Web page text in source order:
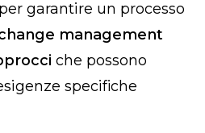
garantire un processo
management
che possono
specifiche